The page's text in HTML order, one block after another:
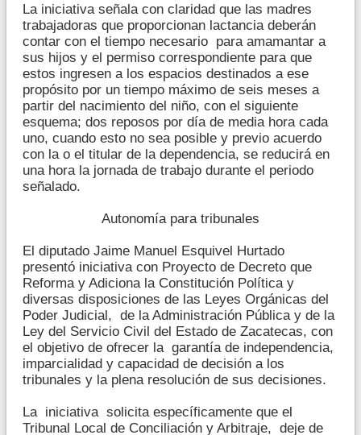
La iniciativa señala con claridad que las madres
trabajadoras que proporcionan lactancia deberán
contar con el tiempo necesario para amamantar a
sus hijos y el permiso correspondiente para que
estos ingresen a los espacios destinados a ese
propósito por un tiempo máximo de seis meses a
partir del nacimiento del niño, con el siguiente
esquema; dos reposos por día de media hora cada
uno, cuando esto no sea posible y previo acuerdo
con la o el titular de la dependencia, se reducirá en
una hora la jornada de trabajo durante el periodo
señalado.
Autonomía para tribunales
El diputado Jaime Manuel Esquivel Hurtado
presentó iniciativa con Proyecto de Decreto que
Reforma y Adiciona la Constitución Política y
diversas disposiciones de las Leyes Orgánicas del
Poder Judicial, de la Administración Pública y de la
Ley del Servicio Civil del Estado de Zacatecas, con
el objetivo de ofrecer la garantía de independencia,
imparcialidad y capacidad de decisión a los
tribunales y la plena resolución de sus decisiones.
La iniciativa solicita específicamente que el
Tribunal Local de Conciliación y Arbitraje, deje de